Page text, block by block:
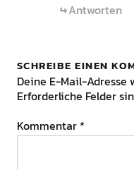
Antworten
SCHREIBE EINEN
Deine E-Mail-
Erforderliche Felder
Kommentar *